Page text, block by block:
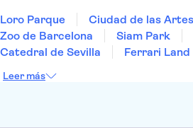
Loro Parque
Ciudad de las
Zoo de Barcelona
Siam Park
Catedral de Sevilla
Ferrari Land
Montserrat
Leer más